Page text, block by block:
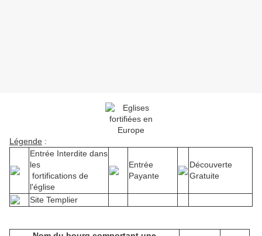
Légende :
Entrée Interdite dans
les
fortifications de
l'église
Entrée
Payante
Découverte
Gratuite
Site Templier